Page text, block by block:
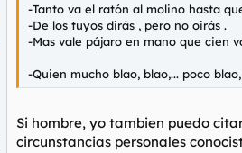
-Tanto va el ratón al molino hasta
-De los tuyos dirás , pero no oirás .
-Mas vale pájaro en mano que cien
-Quien mucho blao, blao,... poco
Si hombre, yo tambien puedo
circunstancias personales